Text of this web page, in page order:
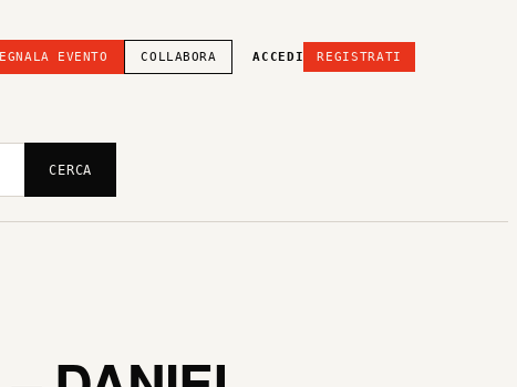
EVENTO COLLABORA ACCEDI REGISTRATI
CERCA